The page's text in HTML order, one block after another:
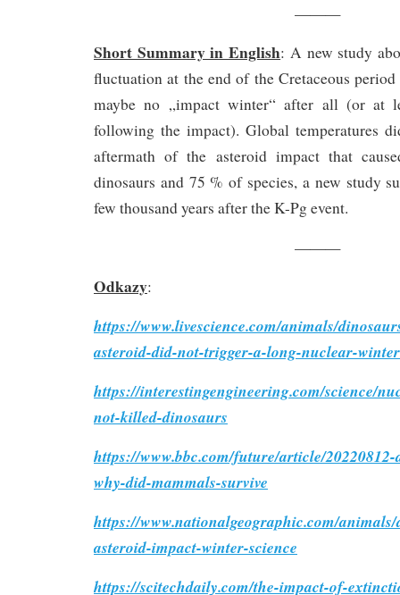
———
Short Summary in English: A new study
fluctuation at the end of the Cretaceous
maybe no „impact winter“ after all (or at
following the impact). Global temperatures
aftermath of the asteroid impact that
dinosaurs and 75 % of species, a new study
few thousand years after the K-Pg event.
———
Odkazy:
https://www.livescience.com/animals/
asteroid-did-not-trigger-a-long-nuclear-
https://interestingengineering.com/science/
not-killed-dinosaurs
https://www.bbc.com/future/article/
why-did-mammals-survive
https://www.nationalgeographic.com/
asteroid-impact-winter-science
https://scitechdaily.com/the-impact-of-